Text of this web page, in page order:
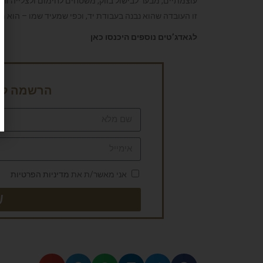
זו העובדה שהוא נבנה בעבודת יד, וכפי שמעיד שמו – הוא מצופה
לגאדג’טים נוספים היכנסו כאן
הרשמה
אני מאשר/ת את מדיניות הפרטיות